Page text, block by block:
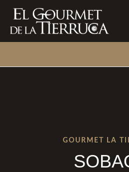
contenido
GOURMET LA